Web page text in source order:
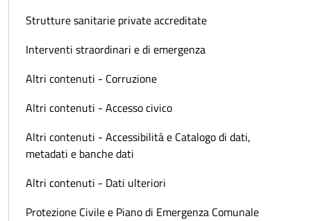
Strutture sanitarie private accreditate
Interventi straordinari e di emergenza
Altri contenuti - Corruzione
Altri contenuti - Accesso civico
Altri contenuti - Accessibilità e Catalogo di dati,
metadati e banche dati
Altri contenuti - Dati ulteriori
Protezione Civile e Piano di Emergenza Comunale